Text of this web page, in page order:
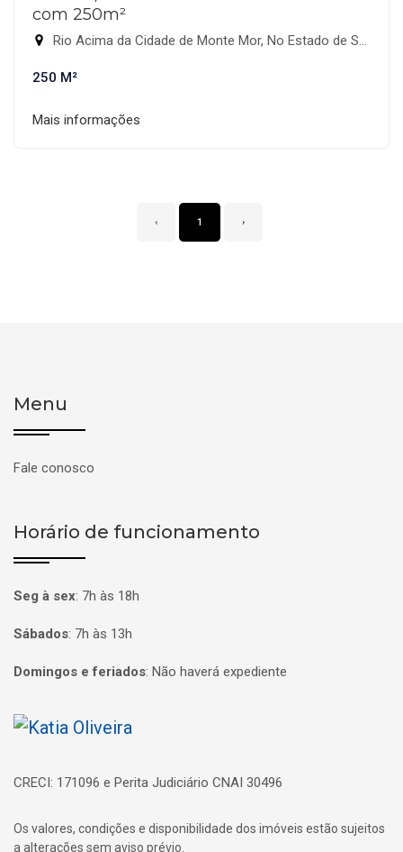
com 250m²
Rio Acima da Cidade de Monte Mor, No Estado de São Paulo., Monte Mor-SP
250 M²
Mais informações
‹ 1 ›
Menu
Fale conosco
Horário de funcionamento
Seg à sex: 7h às 18h
Sábados: 7h às 13h
Domingos e feriados: Não haverá expediente
Página inicial
CRECI: 171096 e Perita Judiciário CNAI 30496
Os valores, condições e disponibilidade dos imóveis estão sujeitos
a alterações sem aviso prévio.